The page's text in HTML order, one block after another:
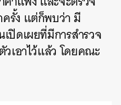
รั้ง แต่ก็พบว่า มี
ปิดเผยที่มีการสำรวจ
วเอาไว้แล้ว โดยคณะ